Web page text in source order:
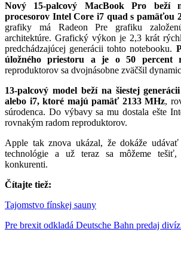
Nový 15-palcový MacBook Pro beží
procesorov Intel Core i7 quad s pamäťou
grafiky má Radeon Pre grafiku
architektúre. Grafický výkon je 2,3 krát
predchádzajúcej generácii tohto notebooku.
úložného priestoru a je o 50 percent
reproduktorov sa dvojnásobne zväčšil
13-palcový model beží na šiestej
alebo i7, ktoré majú pamäť 2133 MHz,
súrodenca. Do výbavy sa mu dostala ešte
rovnakým radom reproduktorov.
Apple tak znova ukázal, že dokáže
technológie a už teraz sa môžeme tešiť,
konkurenti.
Čítajte tiež:
Tajomstvo fínskej sauny
Pre brexit odkladá Deutsche Bahn predaj